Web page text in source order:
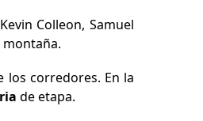
Colleon, Samuel
montaña.
los corredores. En la
de etapa.